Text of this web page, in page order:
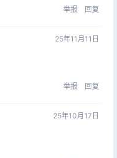
举报 回复
25年11月11日
举报 回复
25年10月17日